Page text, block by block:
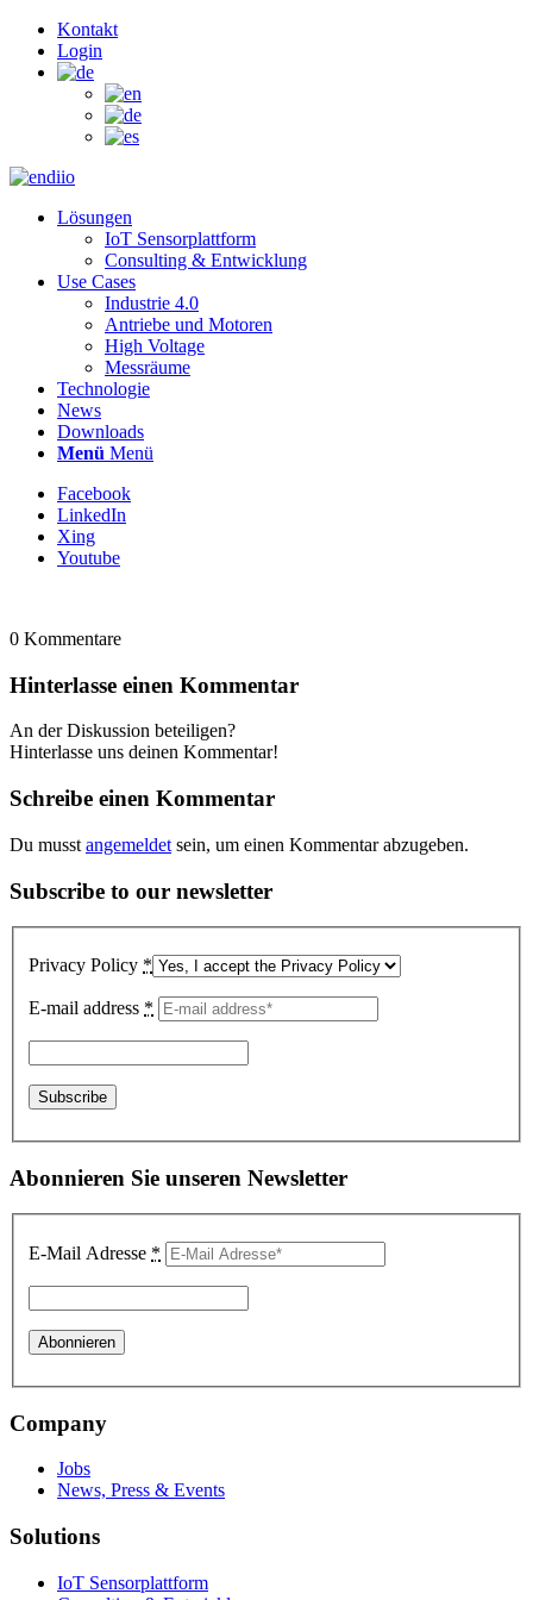
Kontakt
Login
Lösungen
IoT Sensorplattform
Consulting & Entwicklung
Use Cases
Industrie 4.0
Antriebe und Motoren
High Voltage
Messräume
Technologie
News
Downloads
Menü Menü
Facebook
LinkedIn
Xing
Youtube
0 Kommentare
Hinterlasse einen Kommentar
An der Diskussion beteiligen?
Hinterlasse uns deinen Kommentar!
Schreibe einen Kommentar
Du musst angemeldet sein, um einen Kommentar abzugeben.
Subscribe to our newsletter
Privacy Policy *
E-mail address *
Abonnieren Sie unseren Newsletter
E-Mail Adresse *
Company
Jobs
News, Press & Events
Solutions
IoT Sensorplattform